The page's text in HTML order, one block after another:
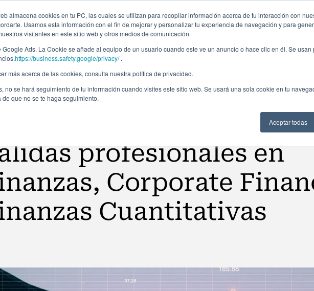
almacena cookies en tu PC, las cuales se utilizan para recopilar información acerca de tu interacción con
Usamos esta información con el fin de mejorar y personalizar tu experiencia de navegación y para
visitantes en este sitio web y otros medios de comunicación.
Google Ads. La Cookie se añade al equipo de un usuario cuando este ve un anuncio o hace clic en él. Se
https://business.safety.google/privacy/.
más acerca de las cookies, consulta nuestra política de privacidad.
no se hará seguimiento de tu información cuando visites este sitio web. Se usará una sola cookie en tu
de que no se te haga seguimiento.
Aceptar todas
profesionales en
Corporate
Cuantitativas